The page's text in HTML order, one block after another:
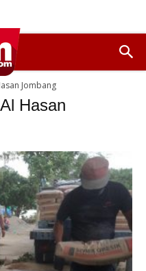
Jombang
Hasan